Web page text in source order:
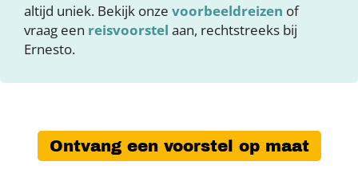
altijd uniek. Bekijk onze voorbeeldreizen of
vraag een reisvoorstel aan, rechtstreeks bij
Ernesto.
Ontvang een voorstel op maat